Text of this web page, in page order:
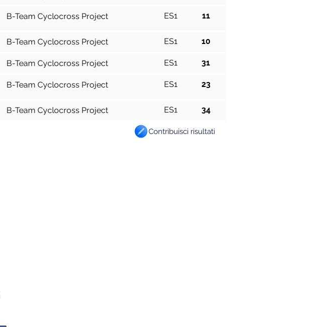
B-Team Cyclocross Project ES1 11
B-Team Cyclocross Project ES1 10
B-Team Cyclocross Project ES1 31
B-Team Cyclocross Project ES1 23
B-Team Cyclocross Project ES1 34
Contribuisci risultati